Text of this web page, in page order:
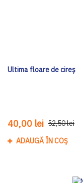
Ultima floare de cireș
40,00 lei 52,50 lei
ADAUGĂ ÎN COȘ